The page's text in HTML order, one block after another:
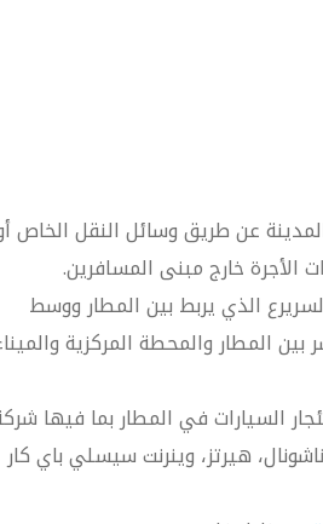
عن طريق وسائل النقل الخاص
الأجرة خارج مبنى المسافرين.
الذي يربط بين المطار ووسط
بين المطار والمحطة المركزية
السيارات في المطار بما فيها
هيرتز، وينرنت سيسلي باي كار